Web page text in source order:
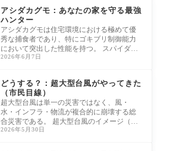
アシダカグモ：あなたの家を守る最強
ハンター
アシダカグモは住宅環境における極めて優
秀な捕食者であり、特にゴキブリ制御能力
において突出した性能を持つ。 スパイダー
ウー
2026年6月7日
どうする？：超大型台風がやってきた
（市民目線）
超大型台風は単一の災害ではなく、風・
水・インフラ・物流が複合的に崩壊する総
合災害である。 超大型台風のイメージ（Get
ty Images
2026年5月30日